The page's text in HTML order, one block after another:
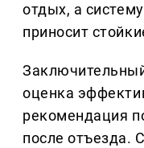
отдых, а
приносит
оценка
рекомендация
после отъезда.